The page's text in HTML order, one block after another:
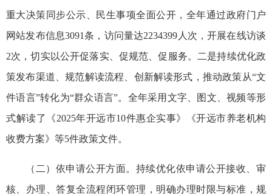
重大决策同步公示、民生事项全面公开，全年通过政府门户
网站发布信息3091条，访问量达2234399人次，开展在线访谈
2次，切实以公开促落实、促规范、促服务。二是持续优化政
策发布渠道、规范解读流程、创新解读形式，推动政策从“文
件语言”转化为“群众语言”。全年采用文字、图文、视频等形
式解读了《2025年开远市10件惠企实事》《开远市养老机构
收费方案》等5件政策文件。
（二）依申请公开方面。持续优化依申请公开接收、审
核、办理、答复全流程闭环管理，明确办理时限与标准，规